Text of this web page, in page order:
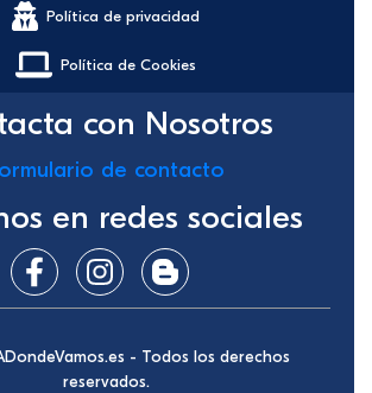
Política de privacidad
Política de Cookies
con Nosotros
de contacto
en redes sociales
- Todos los derechos
reservados.